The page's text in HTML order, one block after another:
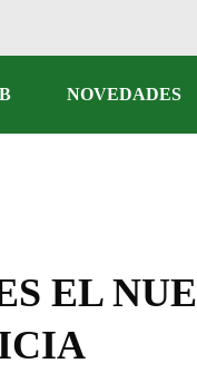
Social
NOVEDADES
EL